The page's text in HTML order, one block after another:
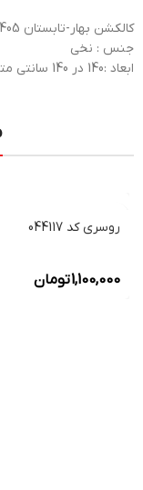
کالکشن بهار-تابستان 1405
جنس : نخی
ابعاد :140 در 140 سانتی متر
روسری کد 044117
1,100,000تومان